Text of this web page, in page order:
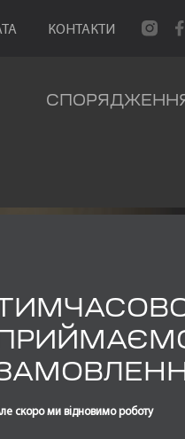
КОНТАКТИ
скоро ми відновимо роботу